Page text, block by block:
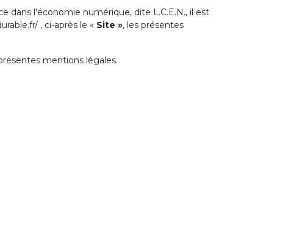
dans l’économie numérique, dite L.C.E.N., il est
, ci-après le « Site », les présentes
mentions légales.